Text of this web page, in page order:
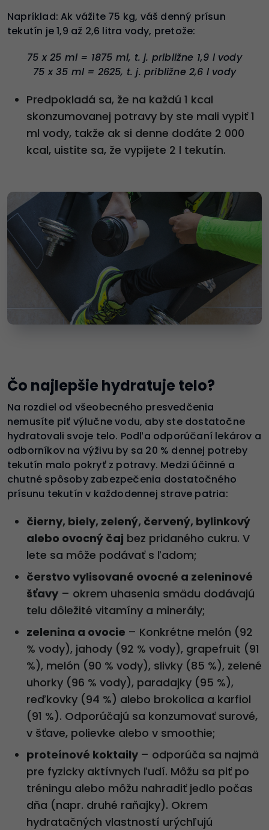
Napríklad: Ak vážite 75 kg, váš denný prísun
tekutín je 1,9 až 2,6 litra vody, pretože:
75 x 25 ml = 1875 ml, t. j. približne 1,9 l vody
75 x 35 ml = 2625, t. j. približne 2,6 l vody
Predpokladá sa, že na každú 1 kcal
skonzumovanej potravy by ste mali vypiť 1
ml vody, takže ak si denne dodáte 2 000
kcal, uistite sa, že vypijete 2 l tekutín.
Čo najlepšie hydratuje telo?
Na rozdiel od všeobecného presvedčenia
nemusíte piť výlučne vodu, aby ste dostatočne
hydratovali svoje telo. Podľa odporúčaní lekárov a
odborníkov na výživu by sa 20 % dennej potreby
tekutín malo pokryť z potravy. Medzi účinné a
chutné spôsoby zabezpečenia dostatočného
prísunu tekutín v každodennej strave patria:
čierny, biely, zelený, červený, bylinkový
alebo ovocný čaj bez pridaného cukru. V
lete sa môže podávať s ľadom;
čerstvo vylisované ovocné a zeleninové
šťavy – okrem uhasenia smädu dodávajú
telu dôležité vitamíny a minerály;
zelenina a ovocie – Konkrétne melón (92
% vody), jahody (92 % vody), grapefruit (91
%), melón (90 % vody), slivky (85 %), zelené
uhorky (96 % vody), paradajky (95 %),
reďkovky (94 %) alebo brokolica a karfiol
(91 %). Odporúčajú sa konzumovať surové,
v šťave, polievke alebo v smoothie;
proteínové koktaily – odporúča sa najmä
pre fyzicky aktívnych ľudí. Môžu sa piť po
tréningu alebo môžu nahradiť jedlo počas
dňa (napr. druhé raňajky). Okrem
hydratačných vlastností urýchľujú